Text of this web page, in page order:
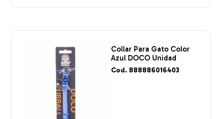
Collar Para Gato Color
Azul DOCO Unidad
Cod. 888886016403